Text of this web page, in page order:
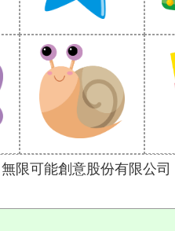
無限可能創意股份有限公